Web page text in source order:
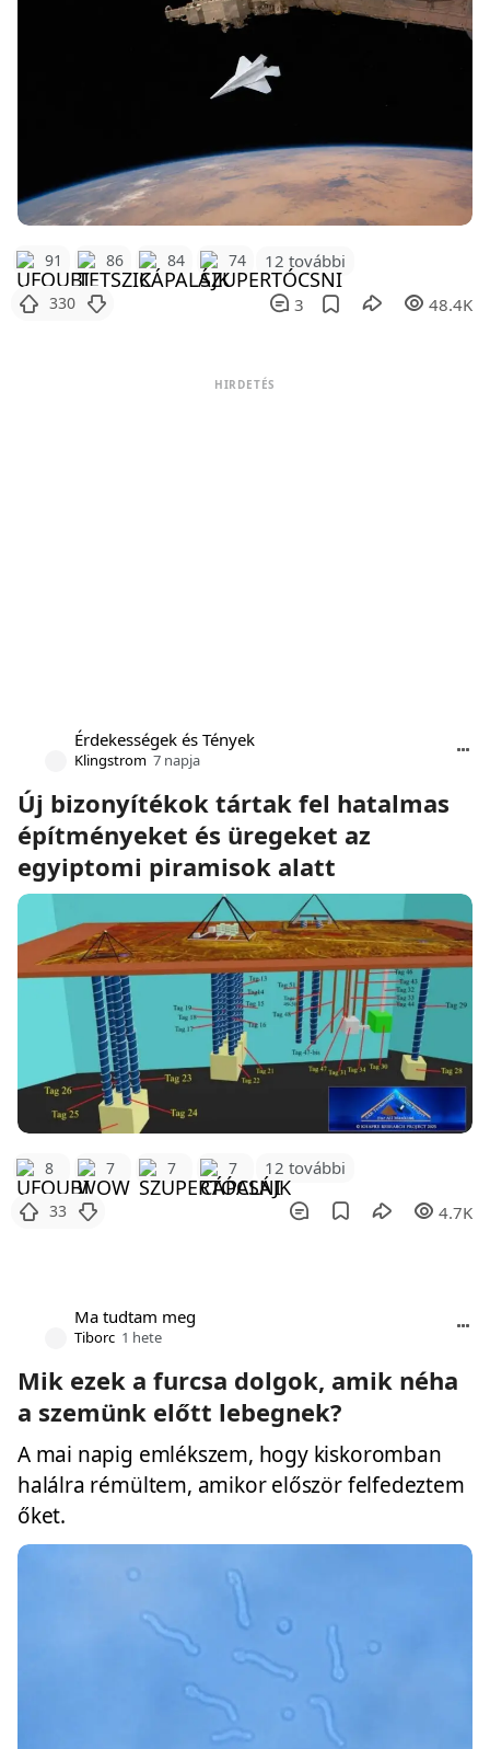
91 86 84 74 12 további
330 3 48.4K
HIRDETÉS
Érdekességek és Tények
Klingstrom 7 napja
Új bizonyítékok tártak fel hatalmas
építményeket és üregeket az
egyiptomi piramisok alatt
8 7 7 7 12 további
33 4.7K
Ma tudtam meg
Tiborc 1 hete
Mik ezek a furcsa dolgok, amik néha
a szemünk előtt lebegnek?
A mai napig emlékszem, hogy kiskoromban
halálra rémültem, amikor először felfedeztem
őket.